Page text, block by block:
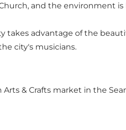
and the environment is
takes advantage of the
city's musicians.
& Crafts market in the